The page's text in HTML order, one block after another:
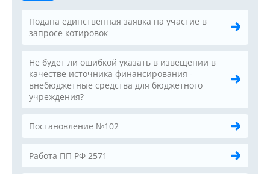
Подана единственная заявка на участие в
запросе котировок
Не будет ли ошибкой указать в извещении в
качестве источника финансирования -
внебюджетные средства для бюджетного
учреждения?
Постановление №102
Работа ПП РФ 2571